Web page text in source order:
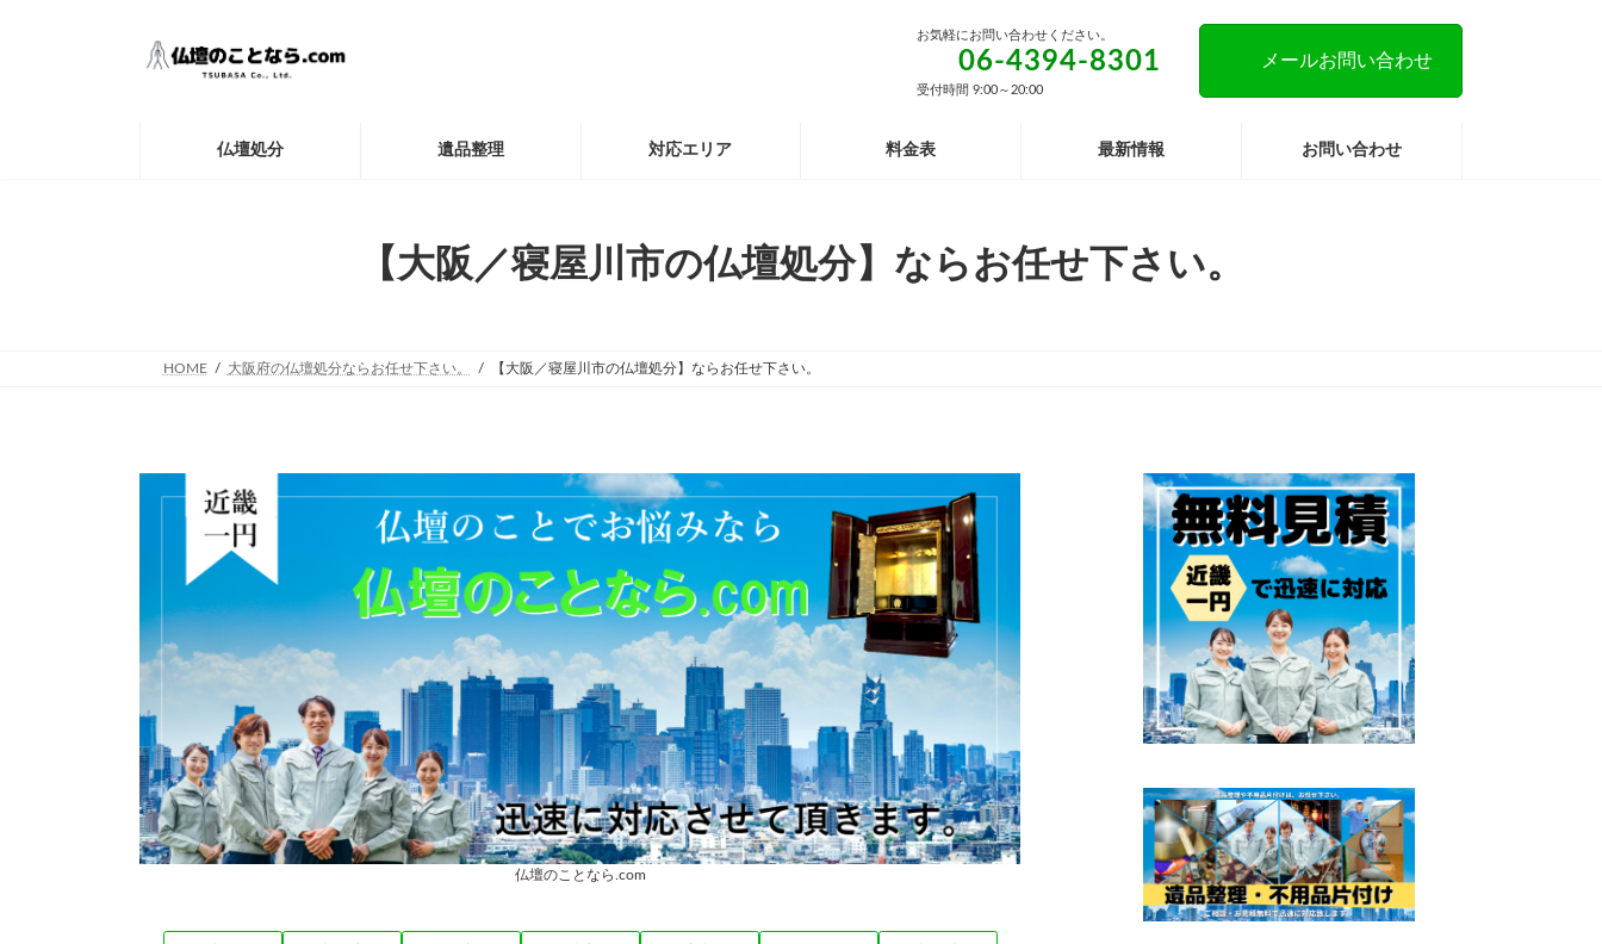
お気軽にお問い合わせください。
06-4394-8301
受付時間 9:00～20:00
メールお問い合わせ
仏壇処分 遺品整理 対応エリア 料金表 最新情報 お問い合わせ
【大阪／寝屋川市の仏壇処分】ならお任せ下さい。
HOME 大阪府の仏壇処分ならお任せ下さい。 【大阪／寝屋川市の仏壇処分】ならお任せ下さい。
仏壇のことなら.com